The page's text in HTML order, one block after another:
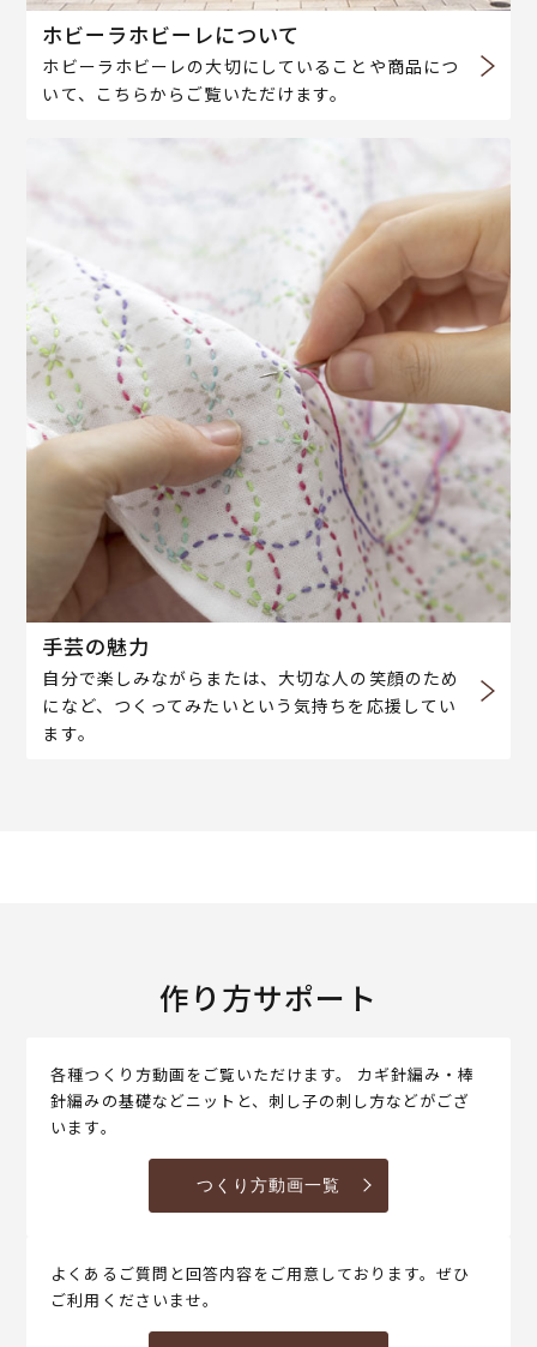
ホビーラホビーレについて
ホビーラホビーレの大切にしていることや商品につ
いて、こちらからご覧いただけます。
手芸の魅力
自分で楽しみながらまたは、大切な人の笑顔のため
になど、つくってみたいという気持ちを応援してい
ます。
作り方サポート
各種つくり方動画をご覧いただけます。 カギ針編み・棒
針編みの基礎などニットと、刺し子の刺し方などがござ
います。
つくり方動画一覧
よくあるご質問と回答内容をご用意しております。ぜひ
ご利用くださいませ。